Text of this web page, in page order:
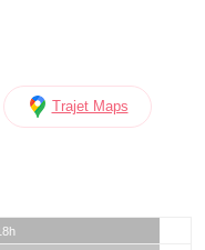
Trajet Maps